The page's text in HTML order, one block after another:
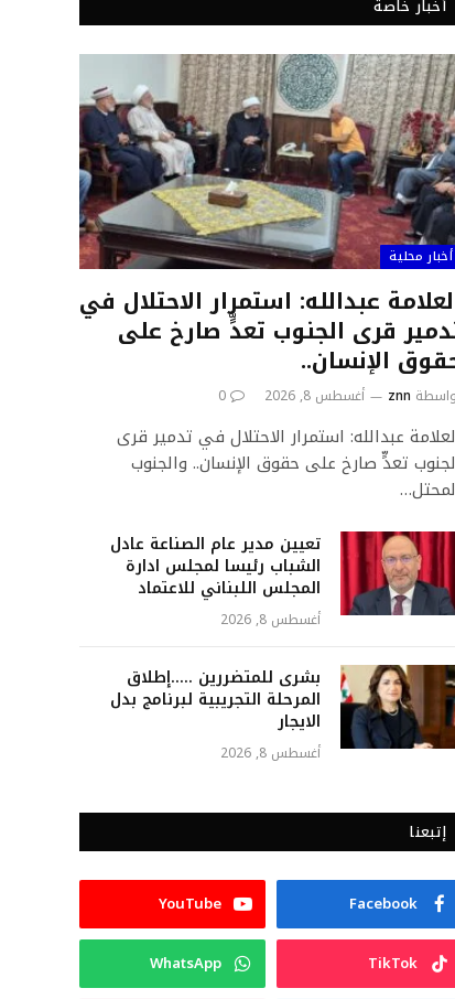
أخبار خاصة
أخبار محلية
عبدالله: استمرار الاحتلال في
قرى الجنوب تعدٍّ صارخ على
الإنسان..
znn أغسطس 8, 2026 0
عبدالله: استمرار الاحتلال في تدمير قرى
تعدٍّ صارخ على حقوق الإنسان.. والجنوب
تعيين مدير عام الصناعة عادل
الشباب رئيسا لمجلس ادارة
المجلس اللبناني للاعتماد
أغسطس 8, 2026
بشرى للمتضررين …..إطلاق
المرحلة التجريبية لبرنامج بدل
الايجار
أغسطس 8, 2026
إتبعنا
Facebook
YouTube
TikTok
WhatsApp